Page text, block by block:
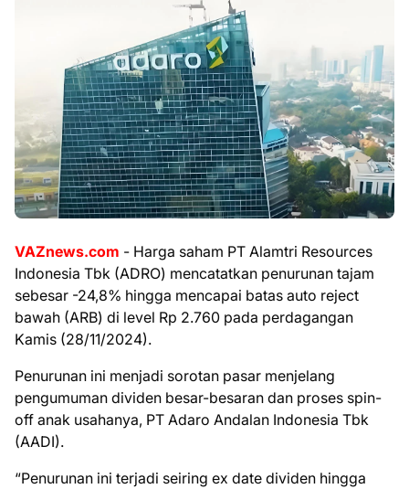
VAZnews.com - Harga saham PT Alamtri Resources
Indonesia Tbk (ADRO) mencatatkan penurunan tajam
sebesar -24,8% hingga mencapai batas auto reject
bawah (ARB) di level Rp 2.760 pada perdagangan
Kamis (28/11/2024).
Penurunan ini menjadi sorotan pasar menjelang
pengumuman dividen besar-besaran dan proses spin-
off anak usahanya, PT Adaro Andalan Indonesia Tbk
(AADI).
“Penurunan ini terjadi seiring ex date dividen hingga